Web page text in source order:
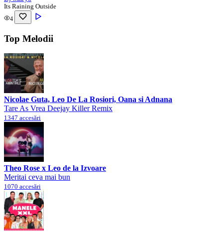
Its Raining Outside
4
Top Melodii
Nicolae Guta, Leo De La Rosiori, Oana si Adnana
Tare As Vrea Deejay Killer Remix
1347 accesări
Theo Rose x Leo de la Izvoare
Meritai ceva mai bun
1070 accesări